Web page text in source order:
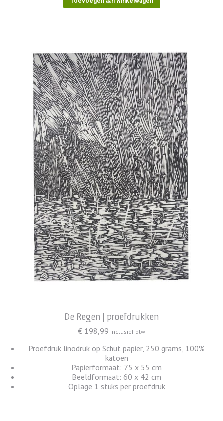
De Regen | proefdrukken
€ 198,99 inclusief btw
Proefdruk linodruk op Schut papier, 250 grams, 100%
katoen
Papierformaat: 75 x 55 cm
Beeldformaat: 60 x 42 cm
Oplage 1 stuks per proefdruk